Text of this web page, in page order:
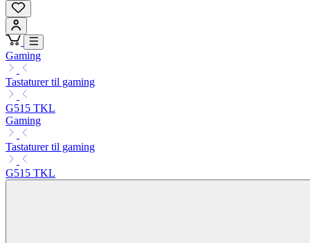
Gaming
Tastaturer til gaming
G515 TKL
Gaming
Tastaturer til gaming
G515 TKL